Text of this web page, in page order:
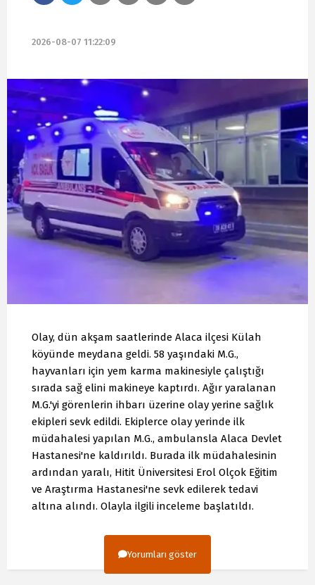
2026-08-07 11:22:09
Olay, dün akşam saatlerinde Alaca ilçesi Külah
köyünde meydana geldi. 58 yaşındaki M.G.,
hayvanları için yem karma makinesiyle çalıştığı
sırada sağ elini makineye kaptırdı. Ağır yaralanan
M.G.'yi görenlerin ihbarı üzerine olay yerine sağlık
ekipleri sevk edildi. Ekiplerce olay yerinde ilk
müdahalesi yapılan M.G., ambulansla Alaca Devlet
Hastanesi'ne kaldırıldı. Burada ilk müdahalesinin
ardından yaralı, Hitit Üniversitesi Erol Olçok Eğitim
ve Araştırma Hastanesi'ne sevk edilerek tedavi
altına alındı. Olayla ilgili inceleme başlatıldı.
Yorumları göster